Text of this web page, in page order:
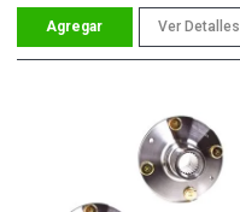
Ver Detalles